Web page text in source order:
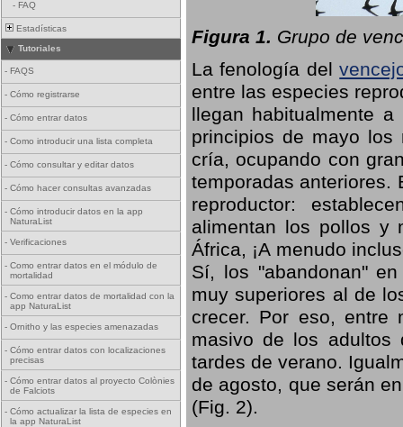
- FAQ
Estadísticas
Tutoriales
- FAQS
- Cómo registrarse
- Cómo entrar datos
- Como introducir una lista completa
- Cómo consultar y editar datos
- Cómo hacer consultas avanzadas
- Cómo introducir datos en la app
NaturaList
- Verificaciones
- Como entrar datos en el módulo de
mortalidad
- Como entrar datos de mortalidad con la
app NaturaList
- Ornitho y las especies amenazadas
- Cómo entrar datos con localizaciones
precisas
- Cómo entrar datos al proyecto Colònies
de Falciots
- Cómo actualizar la lista de especies en
la app NaturaList
Figura 1. Grupo de
La fenología del
entre las especies
llegan habitualmente
principios de mayo los
cría, ocupando con
temporadas anteriores.
reproductor:
alimentan los pollos y
África, ¡A menudo
Sí, los "abandonan"
muy superiores al de
crecer. Por eso, entre
masivo de los adultos
tardes de verano.
de agosto, que serán
(Fig. 2).